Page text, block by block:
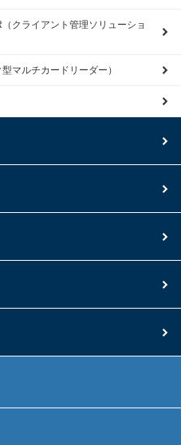
クライアント管理ソリューショ
マルチカードリーダー）